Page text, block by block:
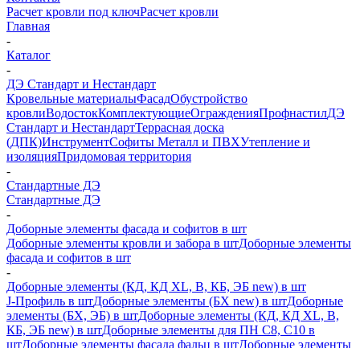
Расчет кровли под ключРасчет кровли
Главная
-
Каталог
-
ДЭ Стандарт и Нестандарт
Кровельные материалыФасадОбустройство
кровлиВодостокКомплектующиеОгражденияПрофнастилДЭ
Стандарт и НестандартТеррасная доска
(ДПК)ИнструментСофиты Металл и ПВХУтепление и
изоляцияПридомовая территория
-
Стандартные ДЭ
Стандартные ДЭ
-
Доборные элементы фасада и софитов в шт
Доборные элементы кровли и забора в штДоборные элементы
фасада и софитов в шт
-
Доборные элементы (КД, КД XL, В, КБ, ЭБ new) в шт
J-Профиль в штДоборные элементы (БХ new) в штДоборные
элементы (БХ, ЭБ) в штДоборные элементы (КД, КД XL, В,
КБ, ЭБ new) в штДоборные элементы для ПН С8, С10 в
штДоборные элементы фасада фальц в штДоборные элементы